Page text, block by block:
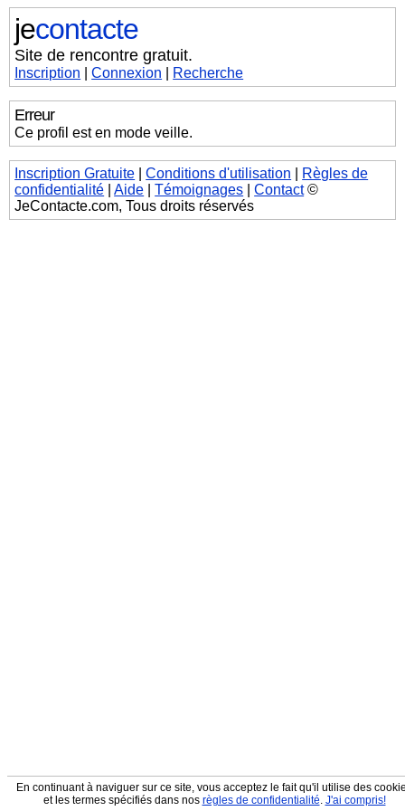
En continuant à naviguer sur ce site, vous acceptez le fait qu'il utilise des
et les termes spécifiés dans nos règles de confidentialité. J'ai compris!
jecontacte
Site de rencontre gratuit.
Inscription |Connexion Recherche
Erreur
Ce profil est en mode veille.
Inscription Gratuite |Conditions d'utilisation
Règles de
confidentialité |Aide |Témoignages |Contact©
JeContacte.com, Tous droits réservés